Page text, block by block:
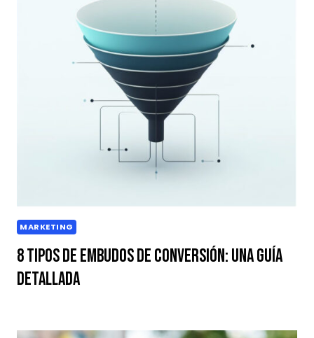
MARKETING
8 Tipos de Embudos de Conversión: Una Guía
Detallada